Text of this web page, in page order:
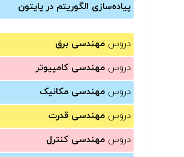
پیاده‌سازی الگوریتم در پایتون
دروس مهندسی برق
دروس مهندسی کامپیوتر
دروس مهندسی مکانیک
دروس مهندسی قدرت
دروس مهندسی کنترل